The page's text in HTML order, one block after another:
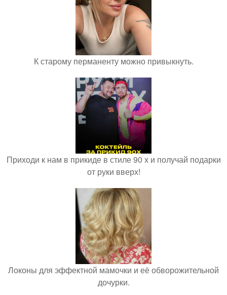
К старому перманенту можно привыкнуть.
Приходи к нам в прикиде в стиле 90 х и получай подарки
от руки вверх!
Локоны для эффектной мамочки и её обворожительной
дочурки.